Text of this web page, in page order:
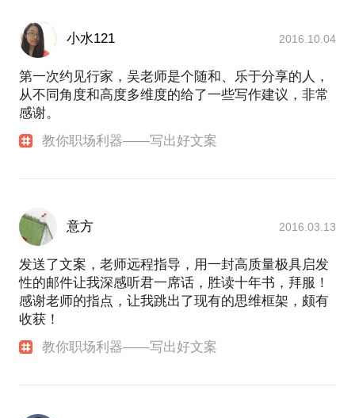
小水121 2016.10.04
第一次约见行家，吴老师是个随和、乐于分享的人，
从不同角度和高度多维度的给了一些写作建议，非常
感谢。
教你职场利器——写出好文案
意方 2016.03.13
发送了文案，老师远程指导，用一封高质量极具启发
性的邮件让我深感听君一席话，胜读十年书，拜服！
感谢老师的指点，让我跳出了现有的思维框架，颇有
收获！
教你职场利器——写出好文案